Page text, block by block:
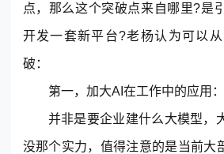
点，那么这个突破点来自哪里?是
开发一套新平台?老杨认为可以
破：
第一，加大AI在工作中的应用：
并非是要企业建什么大模型，
没那个实力，值得注意的是当前大